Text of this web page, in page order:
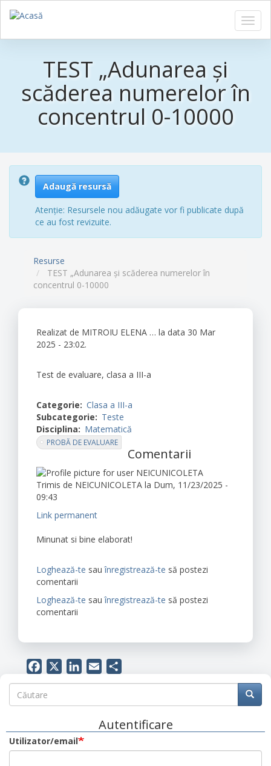
Sari
TEST „Adunarea și
scăderea numerelor în
concentrul 0-10000
Adaugă resursă
Atenție: Resursele nou adăugate vor fi publicate după
ce au fost revizuite.
Resurse
TEST „Adunarea și scăderea numerelor în
concentrul 0-10000
Realizat de MITROIU ELENA … la data 30 Mar
2025 - 23:02.
Test de evaluare, clasa a III-a
Categorie
Clasa a III-a
Subcategorie
Teste
Disciplina
Matematică
PROBĂ DE EVALUARE
Comentarii
Trimis de NEICUNICOLETA la Dum, 11/23/2025 -
09:43
Link permanent
Minunat si bine elaborat!
Loghează-te sauînregistrează-te să postezi
comentarii
Loghează-te sauînregistrează-te să postezi
comentarii
Facebook LinkedIn
Email
Căutare
Căutare
Autentificare
Utilizator/email